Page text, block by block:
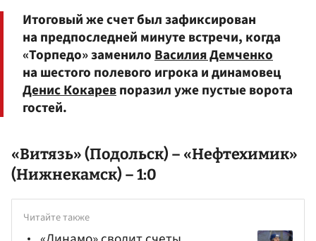
Итоговый же счет был зафиксирован
на предпоследней минуте встречи, когда
«Торпедо» заменилоВасилия Демченко
на шестого полевого игрока и динамовец
Денис Кокаревпоразил уже пустые ворота
гостей.
«Витязь» (Подольск) – «Нефтехимик»
(Нижнекамск) – 1:0
Читайте также